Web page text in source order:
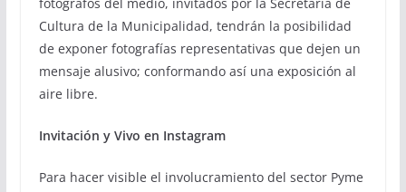
fotógrafos del medio, invitados por la Secretaria de
Cultura de la Municipalidad, tendrán la posibilidad
de exponer fotografías representativas que dejen un
mensaje alusivo; conformando así una exposición al
aire libre.
Invitación y Vivo en Instagram
Para hacer visible el involucramiento del sector Pyme